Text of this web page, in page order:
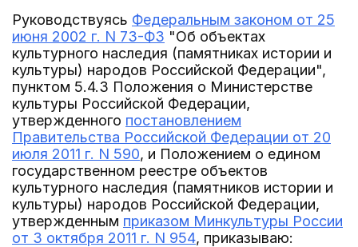
Руководствуясь Федеральным законом от 25
июня 2002 г. N 73-ФЗ "Об объектах
культурного наследия (памятниках истории и
культуры) народов Российской Федерации",
пунктом 5.4.3 Положения о Министерстве
культуры Российской Федерации,
утвержденного постановлением
Правительства Российской Федерации от 20
июля 2011 г. N 590, и Положением о едином
государственном реестре объектов
культурного наследия (памятников истории и
культуры) народов Российской Федерации,
утвержденным приказом Минкультуры России
от 3 октября 2011 г. N 954, приказываю: